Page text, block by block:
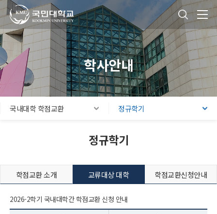
주메뉴 바로가기
본문내용 바로가기
푸터 바로가기
국민대학교 통합검색
학사안내
국내대학 학점교환 정규학기
정규학기
학점교환 소개 교류대상 대학 학점교환신청안내
2026-2학기 국내대학간 학점교환 신청 안내